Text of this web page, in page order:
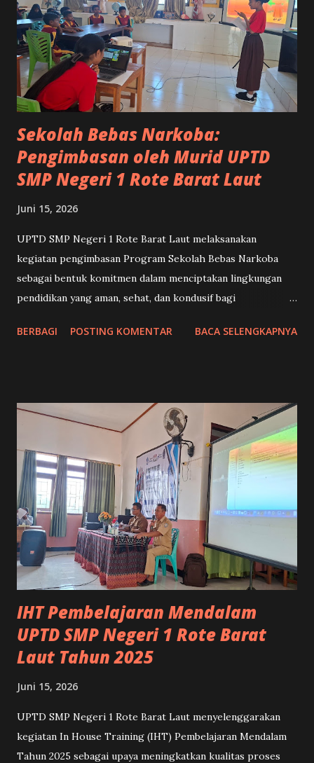
lingkungan yang sehat dan bebas dari paparan asap rokok.
Sosialisasi tersebut diterima langsung oleh Safrin Taris
selaku Wakil Kepala Sekolah Bidang Kesiswaan. Kehadiran
ketiga instansi di sekolah mencerminkan sine...
Sekolah Bebas Narkoba:
Pengimbasan oleh Murid UPTD
SMP Negeri 1 Rote Barat Laut
Juni 15, 2026
UPTD SMP Negeri 1 Rote Barat Laut melaksanakan
kegiatan pengimbasan Program Sekolah Bebas Narkoba
sebagai bentuk komitmen dalam menciptakan lingkungan
pendidikan yang aman, sehat, dan kondusif bagi
dari sosialisasi tingkat kecamatan yang diselenggarakan
dilaksanakan oleh BNN Kabupaten Rote Ndao bertujuan
meningkatkan pemahaman generasi muda mengenai bahaya
penyalahgunaan dan peredaran gelap narkoba. Melalui
kegiatan tersebut, murid memperoleh pengetahuan
tentang jenis-jenis narkoba, dampak negatif terhadap
kesehatan fisik dan mental, konsekuensi hukum, serta
strategi pencegahan yang dapat diterapkan dalam
kehidupan sehari-hari. Setelah mengikuti sosialisasi, murid
yang ditunjuk sebagai perwakilan sekolah memperoleh
tugas untuk melakukan pengimbasan kepada teman-te...
BERBAGI POSTING KOMENTAR BACA SELENGKAPNYA
IHT Pembelajaran Mendalam
UPTD SMP Negeri 1 Rote Barat
Laut Tahun 2025
Juni 15, 2026
UPTD SMP Negeri 1 Rote Barat Laut menyelenggarakan
kegiatan In House Training (IHT) Pembelajaran Mendalam
Tahun 2025 sebagai upaya meningkatkan kualitas proses